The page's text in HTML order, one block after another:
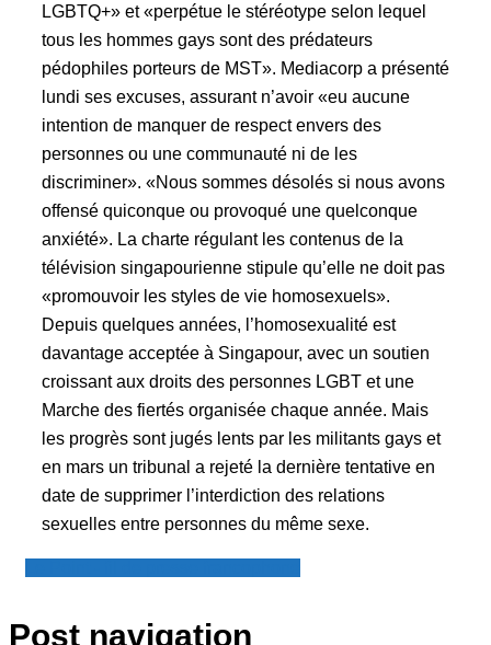
LGBTQ+» et «perpétue le stéréotype selon lequel
tous les hommes gays sont des prédateurs
pédophiles porteurs de MST». Mediacorp a présenté
lundi ses excuses, assurant n’avoir «eu aucune
intention de manquer de respect envers des
personnes ou une communauté ni de les
discriminer». «Nous sommes désolés si nous avons
offensé quiconque ou provoqué une quelconque
anxiété». La charte régulant les contenus de la
télévision singapourienne stipule qu’elle ne doit pas
«promouvoir les styles de vie homosexuels».
Depuis quelques années, l’homosexualité est
davantage acceptée à Singapour, avec un soutien
croissant aux droits des personnes LGBT et une
Marche des fiertés organisée chaque année. Mais
les progrès sont jugés lents par les militants gays et
en mars un tribunal a rejeté la dernière tentative en
date de supprimer l’interdiction des relations
sexuelles entre personnes du même sexe.
Post navigation